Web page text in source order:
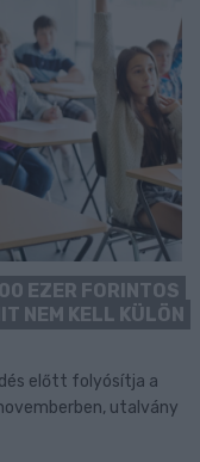
EZER FORINTOS
NEM KELL KÜLÖN
előtt folyósítja a
utalvány